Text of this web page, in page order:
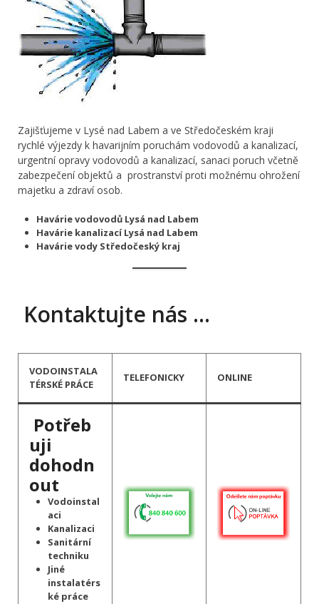
Zajišťujeme v Lysé nad Labem a ve Středočeském kraji
rychlé výjezdy k havarijním poruchám vodovodů a kanalizací,
urgentní opravy vodovodů a kanalizací, sanaci poruch včetně
zabezpečení objektů a prostranství proti možnému ohrožení
majetku a zdraví osob.
Havárie vodovodů Lysá nad Labem
Havárie kanalizací Lysá nad Labem
Havárie vody Středočeský kraj
Kontaktujte nás …
VODOINSTALA
TÉRSKÉ PRÁCE
TELEFONICKY ONLINE
Potřeb
uji
dohodn
out
Vodoinstal
aci
Kanalizaci
Sanitární
techniku
Jiné
instalatérs
ké práce